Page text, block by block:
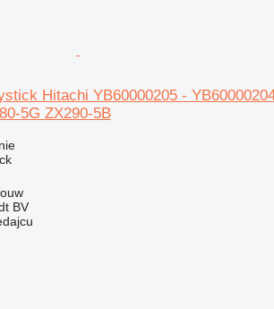
Hitachi YB60000205 -
5G ZX290-5B
BV